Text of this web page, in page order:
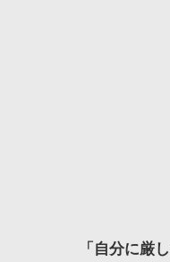
「自分に厳